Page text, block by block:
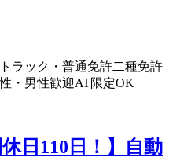
ラック・普通免許二種免許
・男性歓迎AT限定OK
日110日！】自動